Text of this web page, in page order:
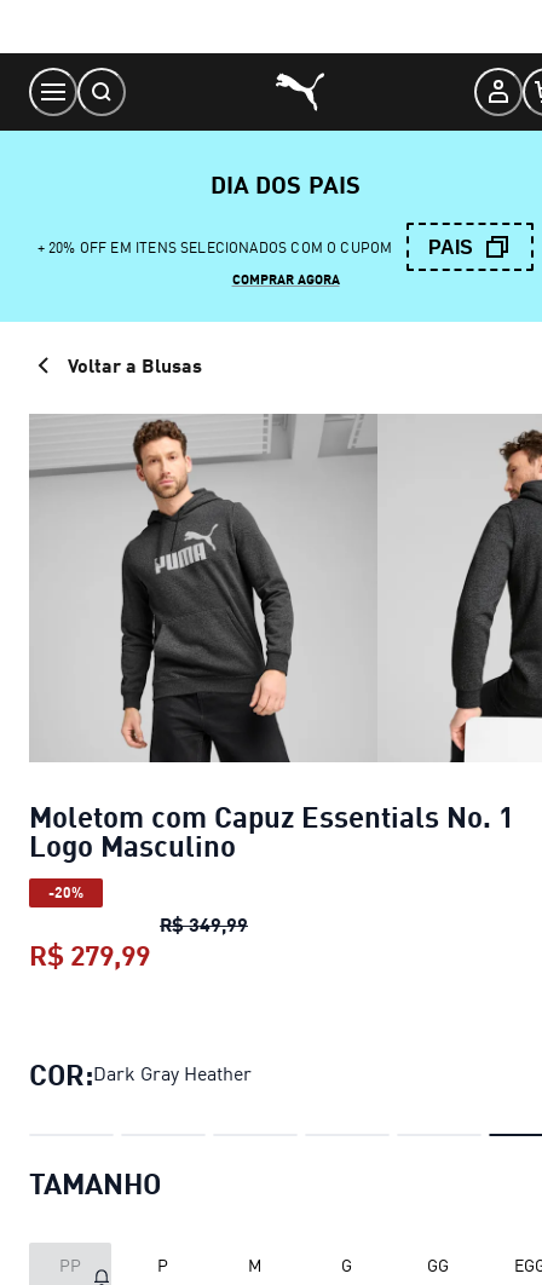
Content
DIA DOS PAIS
+ 20% OFF EM ITENS SELECIONADOS COM O CUPOM PAIS
COMPRAR AGORA
Voltar a Blusas
Moletom com Capuz Essentials No. 1
Logo Masculino
-20%
R$ 349,99Moletom com Capuz Essentials
R$ 279,99
COR:Dark Gray Heather
TAMANHO
PP P M G GG